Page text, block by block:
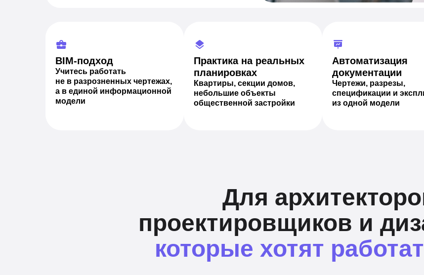
BIM-подход
Учитесь работать
не в разрозненных чертежах,
а в единой информационной
модели
Практика на реальных
планировках
Квартиры, секции домов,
небольшие объекты
общественной застройки
Автоматизация
документации
Чертежи, разрезы,
спецификации и
из одной модели
Для
проектировщиков и
которые хотят